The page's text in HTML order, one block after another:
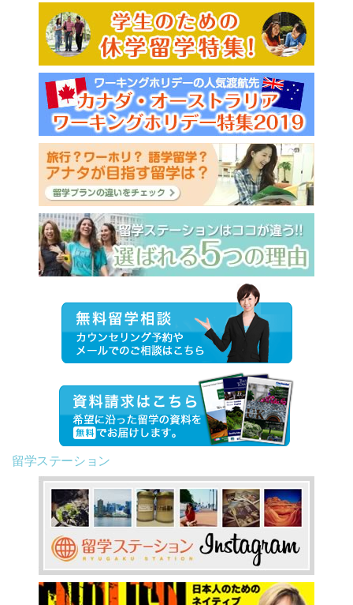
留学ステーション